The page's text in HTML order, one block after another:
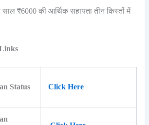
साल ₹6000 की आर्थिक सहायता तीन किस्तों में
Status Click Here